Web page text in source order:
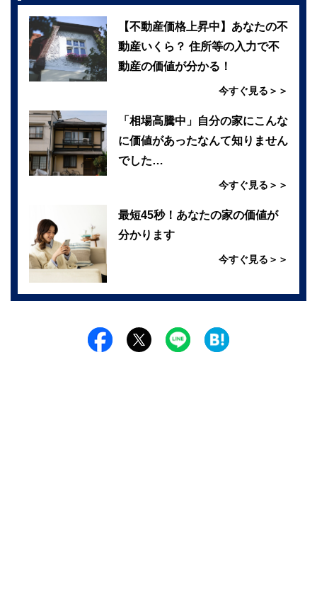
【不動産価格上昇中】あなたの不
動産いくら？ 住所等の入力で不
動産の価値が分かる！
今すぐ見る＞＞
「相場高騰中」自分の家にこんな
に価値があったなんて知りません
でした…
今すぐ見る＞＞
最短45秒！あなたの家の価値が
分かります
今すぐ見る＞＞